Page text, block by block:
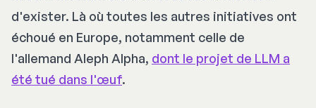
d'exister. Là où toutes les autres initiatives ont
échoué en Europe, notamment celle de
l'allemand Aleph Alpha, dont le projet de LLM a
été tué dans l'œuf.